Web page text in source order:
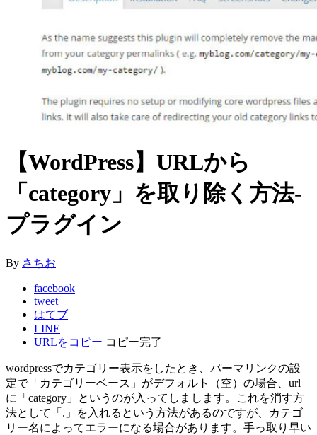
【WordPress】URLから
「category」を取り除く方法-
プラグイン
By さちお
facebook
tweet
はてブ
LINE
URLをコピー コピー完了
wordpressでカテゴリー表示をしたとき、パーマリンクの設
定で「カテゴリーベース」がデフォルト（空）の場合、url
に「category」というのが入ってしまします。これを消す方
法として「.」を入れるという方法があるのですが、カテゴ
リー名によってエラーになる場合があります。手っ取り早い